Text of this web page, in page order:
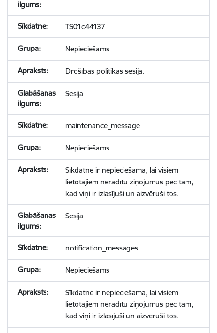
TS01c44137
Nepieciešams
Drošības politikas sesija.
Sesija
maintenance_message
Nepieciešams
Sīkdatne ir nepieciešama, lai visiem
lietotājiem nerādītu ziņojumus pēc tam,
kad viņi ir izlasījuši un aizvēruši tos.
Sesija
notification_messages
Nepieciešams
Sīkdatne ir nepieciešama, lai visiem
lietotājiem nerādītu ziņojumus pēc tam,
kad viņi ir izlasījuši un aizvēruši tos.